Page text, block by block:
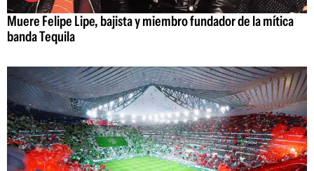
Muere Felipe Lipe, bajista y miembro fundador de la mítica
banda Tequila